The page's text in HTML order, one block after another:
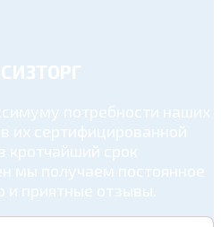
потребности наших
их сертифицированной
кротчайший срок
мы получаем постоянное
и приятные отзывы.